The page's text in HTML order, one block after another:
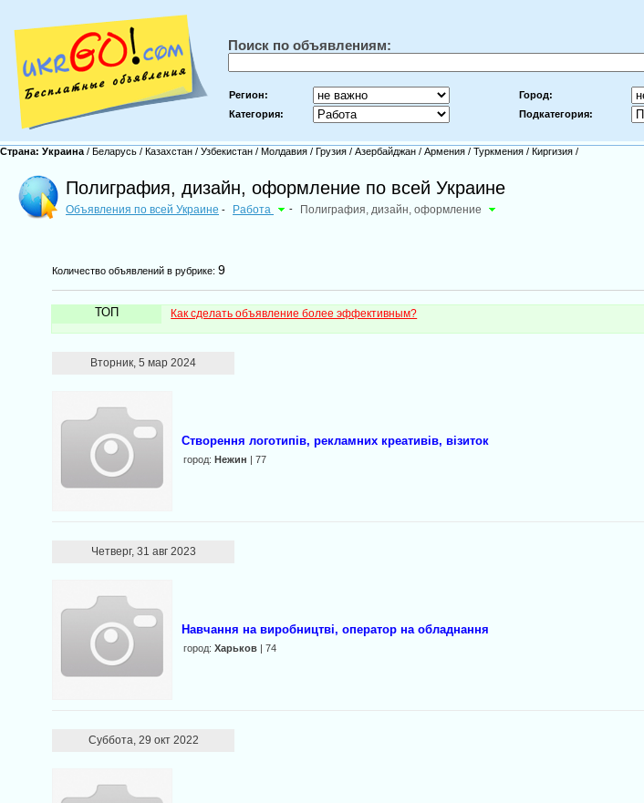
Поиск по объявлениям:
Регион: Город:
Категория:
Подкатегория:
Страна: Украина / Беларусь / Казахстан / Узбекистан / Молдавия / Грузия / Азербайджан / Армения / Туркмения / Киргизия /
Полиграфия, дизайн, оформление по всей Украине
Объявления по всей Украине - Работа - Полиграфия, дизайн, оформление
Количество объявлений в рубрике:9
ТОП Как сделать объявление более эффективным?
Вторник, 5 мар 2024
Створення логотипів, рекламних креативів, візиток
город:Нежин | 77
Четверг, 31 авг 2023
Навчання на виробництві, оператор на обладнання
город:Харьков | 74
Суббота, 29 окт 2022